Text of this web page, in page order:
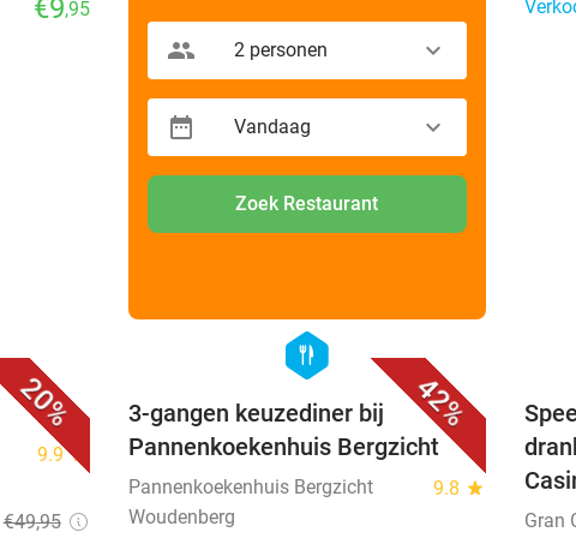
€9,95
2 personen
Vandaag
Zoek Restaurant
20%
9.9star
€49,95
42%
favorite_border
hexagon
food
3-gangen keuzediner bij
Pannenkoekenhuis Bergzicht
Pannenkoekenhuis Bergzicht 9.8 star
Woudenberg Gran